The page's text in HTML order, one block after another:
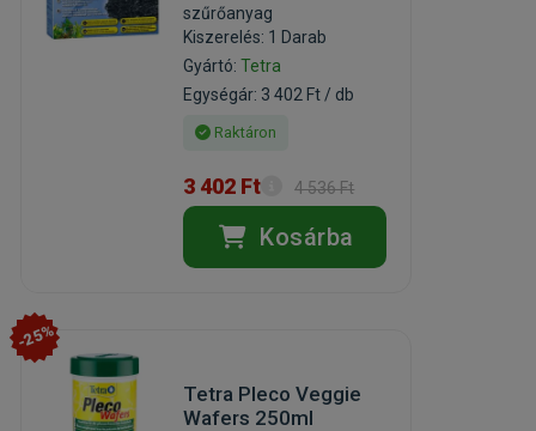
szűrőanyag
Kiszerelés: 1 Darab
Gyártó:Tetra
Egységár: 3 402 Ft / db
Raktáron
3 402 Ft 4 536 Ft
Kosárba
-25%
Tetra Pleco Veggie
Wafers 250ml